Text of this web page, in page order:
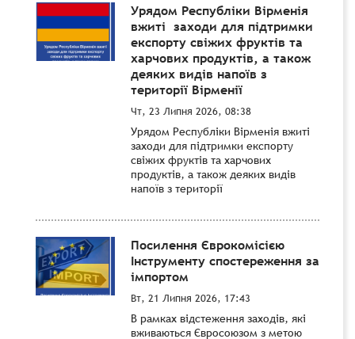
Урядом Республіки Вірменія
вжиті заходи для підтримки
експорту свіжих фруктів та
харчових продуктів, а також
деяких видів напоїв з
території Вірменії
Чт, 23 Липня 2026, 08:38
Урядом Республіки Вірменія вжиті
заходи для підтримки експорту
свіжих фруктів та харчових
продуктів, а також деяких видів
напоїв з території
Посилення Єврокомісією
Інструменту спостереження за
імпортом
Вт, 21 Липня 2026, 17:43
В рамках відстеження заходів, які
вживаються Євросоюзом з метою